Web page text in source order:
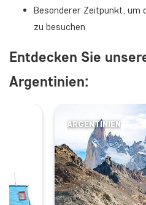
Besonderer Zeitpunkt, um
zu besuchen
Entdecken Sie
Argentinien:
ARGENTINIEN